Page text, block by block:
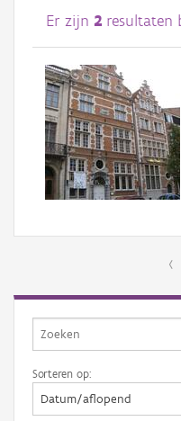
Afbeeldingen
#BeeldIndeKijker
Hergebruik
Over ons
Aanmelden
Er zijn 2 resultaten
‹
Sorteren op: